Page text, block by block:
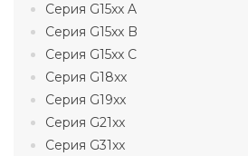
Серия G15xx A
Серия G15xx B
Серия G15xx C
Серия G18xx
Серия G19xx
Серия G21xx
Серия G31xx